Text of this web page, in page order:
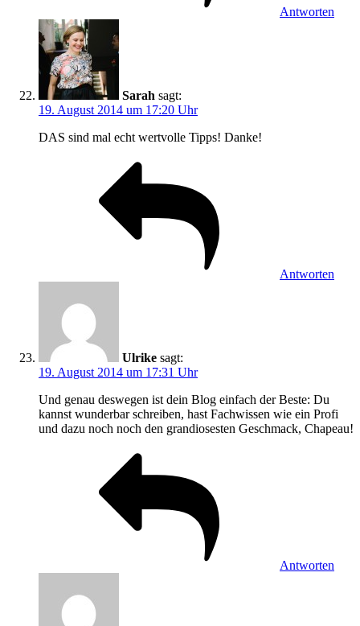
Antworten
Sarah sagt:
19. August 2014 um 17:20 Uhr
DAS sind mal echt wertvolle Tipps! Danke!
Antworten
Ulrike sagt:
19. August 2014 um 17:31 Uhr
Und genau deswegen ist dein Blog einfach der Beste: Du
kannst wunderbar schreiben, hast Fachwissen wie ein Profi
und dazu noch noch den grandiosesten Geschmack, Chapeau!
Antworten